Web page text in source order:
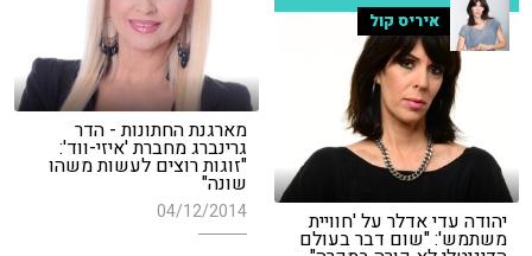
מארגנת החתונות - הדר
גרינברג מחברת 'איזי-ווד':
"זוגות רוצים לעשות משהו
שונה"
04/12/2014
איריס קול
יהודה עדי אדלר על 'חוויית
משתמש': "שום דבר בעולם